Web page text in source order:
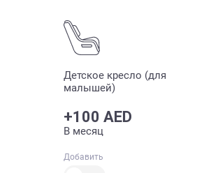
Детское кресло (для
малышей)
+100 AED
В месяц
Добавить